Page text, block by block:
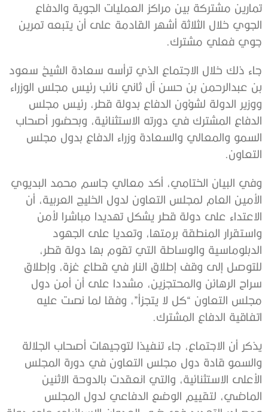
تمارين مشتركة بين مراكز العمليات الجوية والدفاع
الجوي خلال الثلاثة أشهر القادمة على أن يتبعه تمرين
جوي فعلي مشترك.
جاء ذلك خلال الاجتماع الذي ترأسه سعادة الشيخ سعود
بن عبدالرحمن بن حسن آل ثاني نائب رئيس مجلس الوزراء
ووزير الدولة لشؤون الدفاع بدولة قطر، رئيس مجلس
الدفاع المشترك في دورته الاستثنائية، وبحضور أصحاب
السمو والمعالي والسعادة وزراء الدفاع بدول مجلس
التعاون.
وفي البيان الختامي، أكد معالي جاسم محمد البديوي
الأمين العام لمجلس التعاون لدول الخليج العربية، أن
الاعتداء على دولة قطر يشكل تهديدا مباشرا لأمن
واستقرار المنطقة برمتها، وتعديا على الجهود
الدبلوماسية والوساطة التي تقوم بها دولة قطر،
للتوصل إلى وقف إطلاق النار في قطاع غزة، وإطلاق
سراح الرهائن والمحتجزين، مشددا على أن أمن دول
مجلس التعاون “كل لا يتجزأ”، وفقا لما نصت عليه
اتفاقية الدفاع المشترك.
يذكر أن الاجتماع، جاء تنفيذا لتوجيهات أصحاب الجلالة
والسمو قادة دول مجلس التعاون في دورة المجلس
الأعلى الاستثنائية، والتي انعقدت بالدوحة الاثنين
الماضي، لتقييم الوضع الدفاعي لدول المجلس